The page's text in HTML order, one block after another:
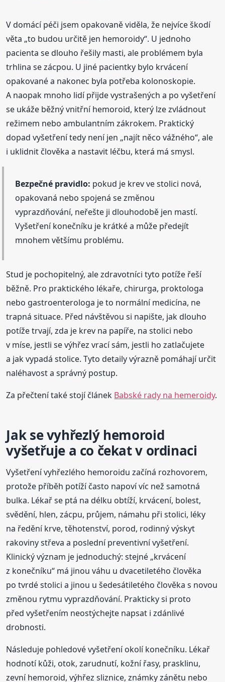
V domácí péči jsem opakovaně viděla, že nejvíce škodí
věta „to budou určitě jen hemoroidy“. U jednoho
pacienta se dlouho řešily masti, ale problémem byla
trhlina se zácpou. U jiné pacientky bylo krvácení
opakované a nakonec byla potřeba kolonoskopie.
A naopak mnoho lidí přijde vystrašených a po vyšetření
se ukáže běžný vnitřní hemoroid, který lze zvládnout
režimem nebo ambulantním zákrokem. Praktický
dopad vyšetření tedy není jen „najít něco vážného“, ale
i uklidnit člověka a nastavit léčbu, která má smysl.
Bezpečné pravidlo: pokud je krev ve stolici nová,
opakovaná nebo spojená se změnou
vyprazdňování, neřešte ji dlouhodobě jen mastí.
Vyšetření konečníku je krátké a může předejít
mnohem většímu problému.
Stud je pochopitelný, ale zdravotníci tyto potíže řeší
běžně. Pro praktického lékaře, chirurga, proktologa
nebo gastroenterologa je to normální medicína, ne
trapná situace. Před návštěvou si napište, jak dlouho
potíže trvají, zda je krev na papíře, na stolici nebo
v míse, jestli se výhřez vrací sám, jestli ho zatlačujete
a jak vypadá stolice. Tyto detaily výrazně pomáhají určit
naléhavost a správný postup.
Za přečtení také stojí článek Babské rady na hemeroidy.
Jak se vyhřezlý hemoroid
vyšetřuje a co čekat v ordinaci
Vyšetření vyhřezlého hemoroidu začíná rozhovorem,
protože příběh potíží často napoví víc než samotná
bulka. Lékař se ptá na délku obtíží, krvácení, bolest,
svědění, hlen, zácpu, průjem, námahu při stolici, léky
na ředění krve, těhotenství, porod, rodinný výskyt
rakoviny střeva a poslední preventivní vyšetření.
Klinický význam je jednoduchý: stejné „krvácení
z konečníku“ má jinou váhu u dvacetiletého člověka
po tvrdé stolici a jinou u šedesátiletého člověka s novou
změnou rytmu vyprazdňování. Prakticky si proto
před vyšetřením neostýchejte napsat i zdánlivé
drobnosti.
Následuje pohledové vyšetření okolí konečníku. Lékař
hodnotí kůži, otok, zarudnutí, kožní řasy, prasklinu,
zevní hemoroid, výhřez sliznice, známky zánětu nebo